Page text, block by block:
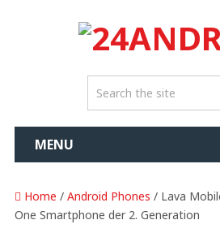
MENU
Home / Android Phones / Lava
One Smartphone der 2. Generation